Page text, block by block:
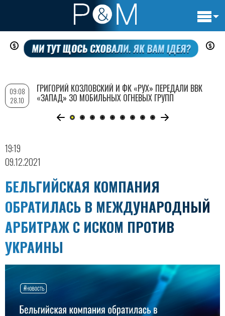
Перейти
содержанию
19:19
09.12.2021
БЕЛЬГИЙСКАЯ КОМПАНИЯ
ОБРАТИЛАСЬ В МЕЖДУНАРОДНЫЙ
АРБИТРАЖ С ИСКОМ ПРОТИВ
УКРАИНЫ
09:08
28.10
ГРИГОРИЙ КОЗЛОВСКИЙ И ФК «РУХ» ПЕРЕДАЛИ ВВК
«ЗАПАД» 30 МОБИЛЬНЫХ ОГНЕВЫХ ГРУПП